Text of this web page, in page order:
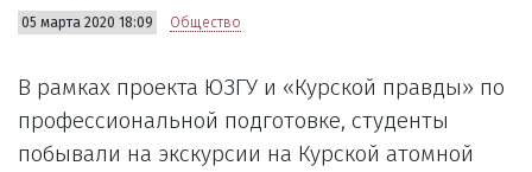
05 марта 2020 18:09 Общество
В рамках проекта ЮЗГУ и «Курской правды» по
профессиональной подготовке, студенты
побывали на экскурсии на Курской атомной